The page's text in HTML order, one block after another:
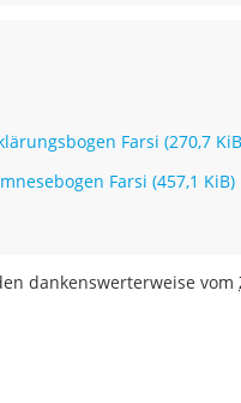
Farsi (270,7
Farsi (457,1 KiB)
dankenswerterweise vom